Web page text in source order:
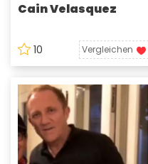
Cain Velasquez
10 Vergleichen